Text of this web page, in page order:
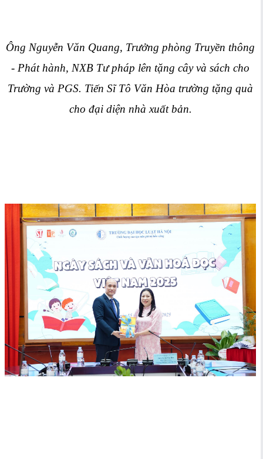
Ông Nguyễn Văn Quang, Trưởng phòng Truyền thông
- Phát hành, NXB Tư pháp lên tặng cây và sách cho
Trường và PGS. Tiến Sĩ Tô Văn Hòa trường tặng quà
cho đại diện nhà xuất bản.